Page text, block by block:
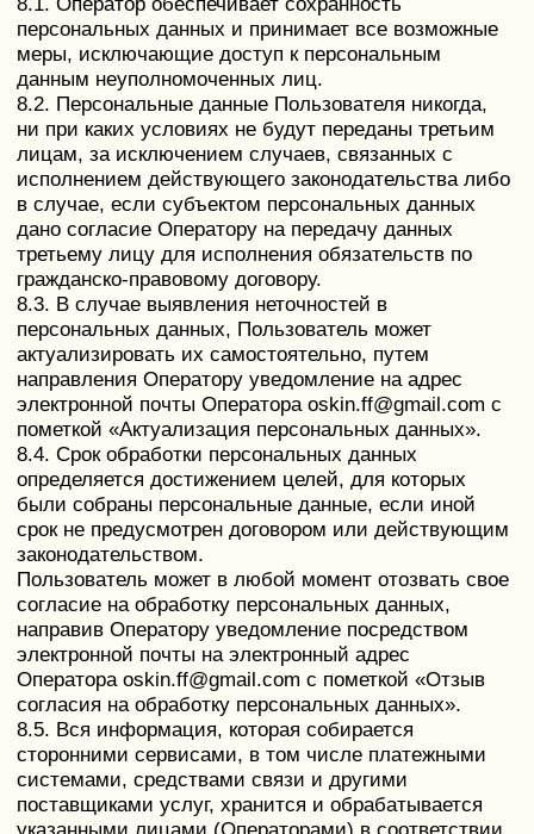
КОНТАКТЫ
Адрес: Москва,
ул.Мясницкая, 46с1
Телефон: +7 (968) 710-83-86
Главная
Обучение
Аудиосеансы
Гипнотерапия
ИП Оськин Федор Федорович
ИНН 772318767165
АО "АЛЬФА-БАНК"
40802810902580007034